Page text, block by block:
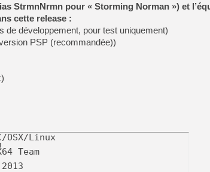
[GK] No More Room in
[GK] Un chatbot Atelier
[GK] Mémoire cash -
[GK] Nvidia : le prix des
[GK] Suikoden Star Leap
[Mo5] La mini borne
[GK] Atari renoue avec
[GK] Le studio de FIFA
[GK] La PlayStation 1 en
[GK] Dawn of War 4 : les
[GK] CloverPit : l'héritier
[GK] Stellar Blade : Blood
[GK] Palworld Online est
[GK] Wuchang 2 : le
StrmnNrmn pour « Storming Norman ») et
cette release :
de développement, pour test uniquement)
PSP (recommandée))
OSX/Linux
Team